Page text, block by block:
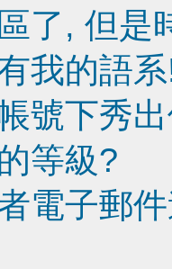
了, 但是
我的語
號下秀
等級?
電子郵